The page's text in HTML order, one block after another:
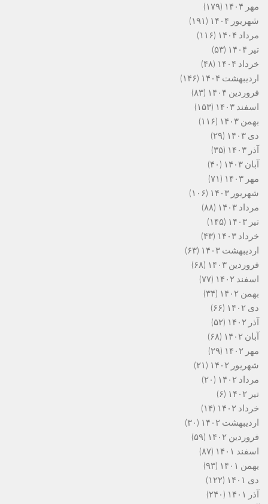
مهر ۱۴۰۴
(۱۷۹)
شهریور ۱۴۰۴
(۱۹۱)
مرداد ۱۴۰۴
(۱۱۶)
تیر ۱۴۰۴
(۵۳)
خرداد ۱۴۰۴
(۴۸)
اردیبهشت ۱۴۰۴
(۱۴۶)
فروردین ۱۴۰۴
(۸۳)
اسفند ۱۴۰۳
(۱۵۳)
بهمن ۱۴۰۳
(۱۱۶)
دی ۱۴۰۳
(۲۹)
آذر ۱۴۰۳
(۳۵)
آبان ۱۴۰۳
(۴۰)
مهر ۱۴۰۳
(۷۱)
شهریور ۱۴۰۳
(۱۰۶)
مرداد ۱۴۰۳
(۸۸)
تیر ۱۴۰۳
(۱۴۵)
خرداد ۱۴۰۳
(۴۳)
اردیبهشت ۱۴۰۳
(۶۳)
فروردین ۱۴۰۳
(۶۸)
اسفند ۱۴۰۲
(۷۷)
بهمن ۱۴۰۲
(۳۴)
دی ۱۴۰۲
(۶۶)
آذر ۱۴۰۲
(۵۲)
آبان ۱۴۰۲
(۶۸)
مهر ۱۴۰۲
(۲۹)
شهریور ۱۴۰۲
(۲۱)
مرداد ۱۴۰۲
(۲۰)
تیر ۱۴۰۲
(۶)
خرداد ۱۴۰۲
(۱۴)
اردیبهشت ۱۴۰۲
(۳۰)
فروردین ۱۴۰۲
(۵۹)
اسفند ۱۴۰۱
(۸۷)
بهمن ۱۴۰۱
(۹۳)
دی ۱۴۰۱
(۱۲۲)
آذر ۱۴۰۱
(۲۴۰)